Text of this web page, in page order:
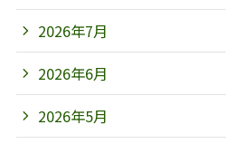
2026年7月
2026年6月
2026年5月